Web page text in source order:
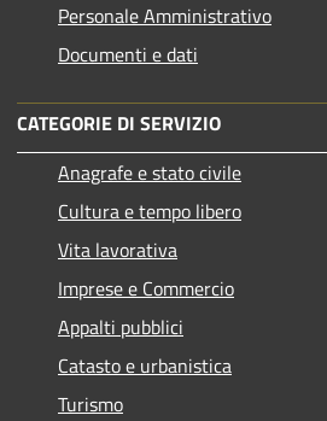
Personale Amministrativo
Documenti e dati
CATEGORIE DI SERVIZIO
Anagrafe e stato civile
Cultura e tempo libero
Vita lavorativa
Imprese e Commercio
Appalti pubblici
Catasto e urbanistica
Turismo